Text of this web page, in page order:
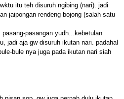
itu teh disuruh ngibing (nari). jadi
jaipongan rendeng bojong (salah satu
pasangan yudh...kebetulan
jadi aja gw disuruh ikutan nari. padahal
bule nya juga pada ikutan nari siah